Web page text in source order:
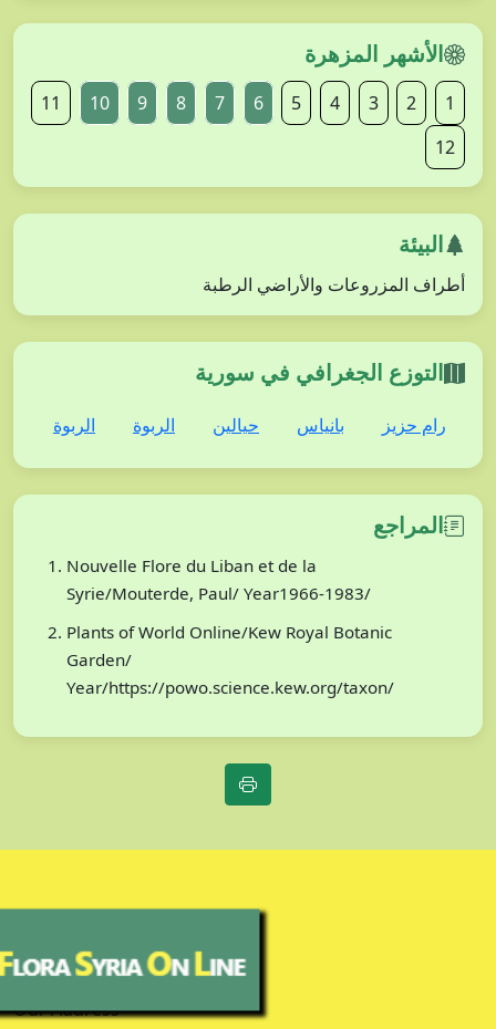
الأشهر المزهرة
1
2
3
4
5
6
7
8
9
10
11
12
البيئة
أطراف المزروعات والأراضي الرطبة
التوزع الجغرافي في سورية
رام حزيز بانياس حيالين الربوة الربوة
المراجع
Nouvelle Flore du Liban et de la
Syrie/Mouterde, Paul/ Year1966-1983/
Plants of World Online/Kew Royal Botanic
Garden/
Year/https://powo.science.kew.org/taxon/
Our Address